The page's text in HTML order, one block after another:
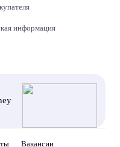
информация
Вакансии